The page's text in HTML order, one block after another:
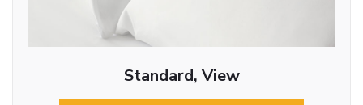
Standard, View